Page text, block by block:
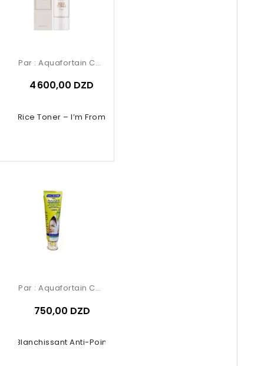
Rice Toner – I’m From
Par : Aquafortain Cosmetics
4 600,00 DZD
Blanchissant Anti-Points Noirs...
Par : Aquafortain Cosmetics
750,00 DZD